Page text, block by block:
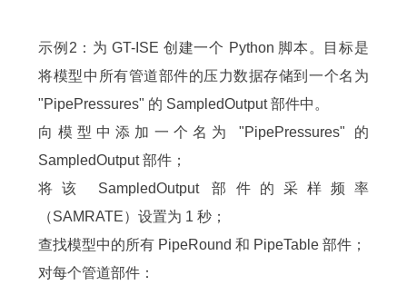
示例2：为 GT-ISE 创建一个 Python 脚本。目标是
将模型中所有管道部件的压力数据存储到一个名为
"PipePressures" 的 SampledOutput 部件中。
向模型中添加一个名为 "PipePressures" 的
SampledOutput 部件；
将该 SampledOutput 部件的采样频率
（SAMRATE）设置为 1 秒；
查找模型中的所有 PipeRound 和 PipeTable 部件；
对每个管道部件：